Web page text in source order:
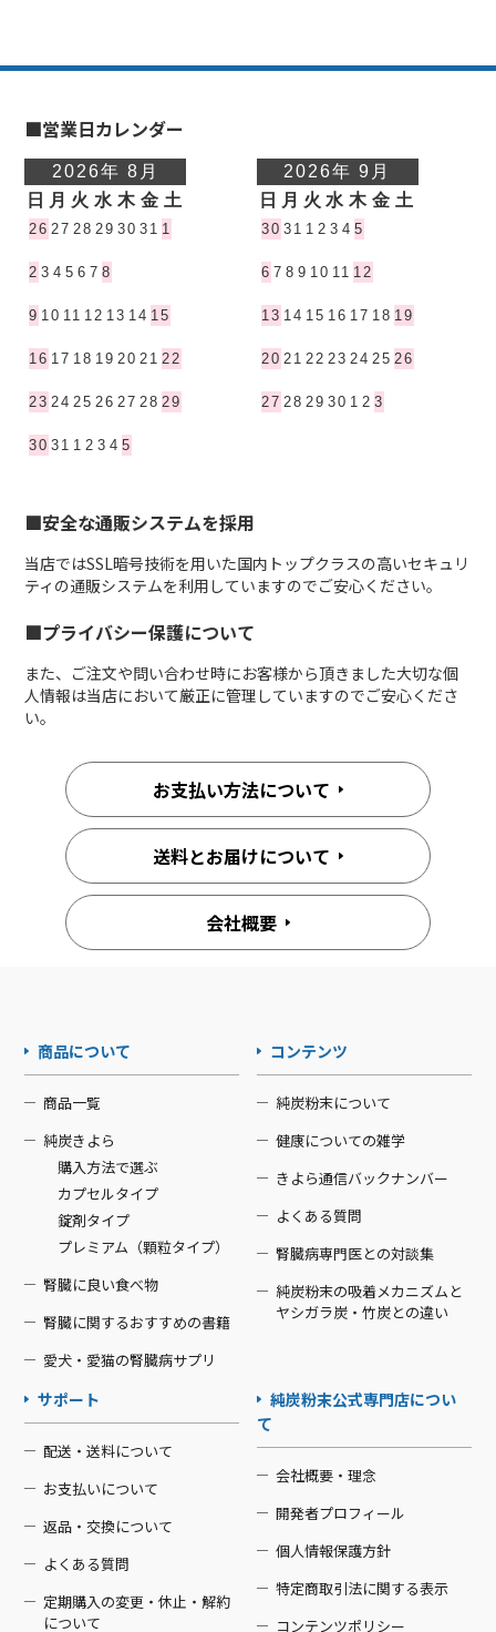
■営業日カレンダー
■安全な通販システムを採用
当店ではSSL暗号技術を用いた国内トップクラスの高いセキュリ
ティの通販システムを利用していますのでご安心ください。
■プライバシー保護について
また、ご注文や問い合わせ時にお客様から頂きました大切な個
人情報は当店において厳正に管理していますのでご安心くださ
い。
お支払い方法について
送料とお届けについて
会社概要
商品について
商品一覧
純炭きよら
購入方法で選ぶ
カプセルタイプ
錠剤タイプ
プレミアム（顆粒タイプ）
腎臓に良い食べ物
腎臓に関するおすすめの書籍
愛犬・愛猫の腎臓病サプリ
コンテンツ
純炭粉末について
健康についての雑学
きよら通信バックナンバー
よくある質問
腎臓病専門医との対談集
純炭粉末の吸着メカニズムと
ヤシガラ炭・竹炭との違い
サポート
配送・送料について
お支払いについて
返品・交換について
よくある質問
定期購入の変更・休止・解約
について
純炭粉末公式専門店につい
て
会社概要・理念
開発者プロフィール
個人情報保護方針
特定商取引法に関する表示
コンテンツポリシー